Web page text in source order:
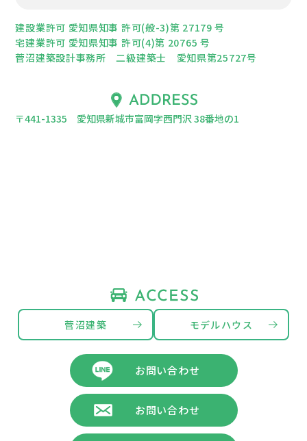
建設業許可 愛知県知事 許可(般-3)第 27179 号
宅建業許可 愛知県知事 許可(4)第 20765 号
菅沼建築設計事務所 二級建築士 愛知県第25727号
〒441-1335 愛知県新城市富岡字西門沢 38番地の1
菅沼建築 モデルハウス
お問い合わせ
お問い合わせ